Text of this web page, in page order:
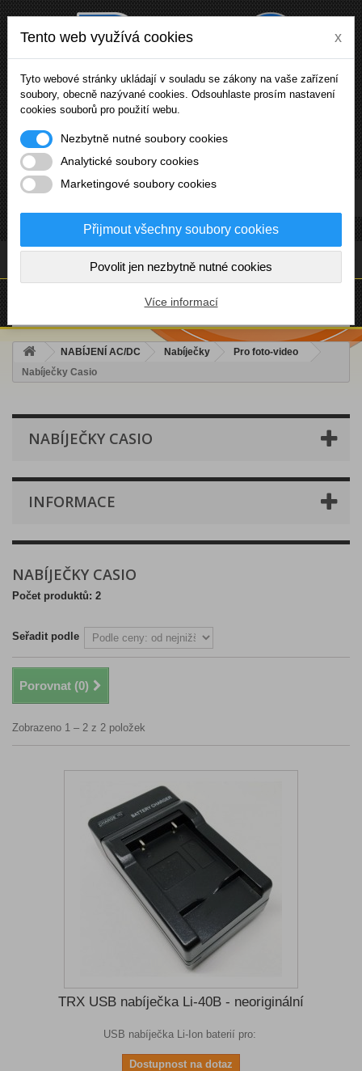
(prázdný)
NABÍJENÍ AC/DC Nabíječky
Pro foto-video
Nabíječky Casio
NABÍJEČKY CASIO
INFORMACE
NABÍJEČKY CASIO
Počet produktů: 2
Seřadit podle
Porovnat (0)
Zobrazeno 1 – 2 z 2 položek
TRX USB nabíječka Li-40B - neoriginální
USB nabíječka Li-Ion baterií pro:
Dostupnost na dotaz
Tento web využívá cookies x
Tyto webové stránky ukládají v souladu se zákony na vaše zařízení
soubory, obecně nazývané cookies. Odsouhlaste prosím nastavení
cookies souborů pro použití webu.
Nezbytně nutné soubory cookies
Analytické soubory cookies
Marketingové soubory cookies
Přijmout všechny soubory cookies
Povolit jen nezbytně nutné cookies
Více informací